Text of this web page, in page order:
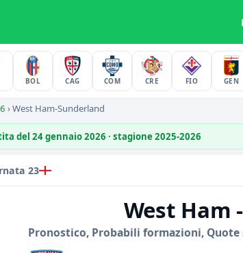
BOL CAG COM CRE FIO GEN
›West Ham-Sunderland
del 24 gennaio 2026 · stagione 2025-2026
23
West Ham
Pronostico, Probabili formazioni, Quote